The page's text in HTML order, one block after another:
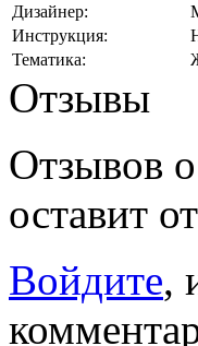
Дизайнер:
Инструкция:
Тематика:
Отзывы
Отзывов
оставит
Войдите,